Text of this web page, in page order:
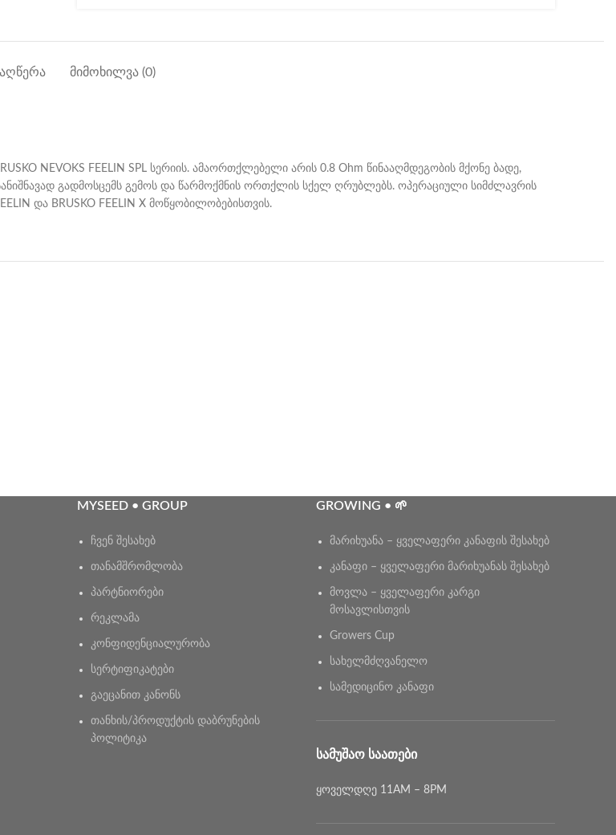
ᲐᲦᲬᲔᲠᲐ ᲛᲘᲛᲝᲮᲘᲚᲕᲐ (0)
NEVOKS FEELIN SPL სერიის. ამაორთქლებელი არის 0.8 Ohm წინააღმდეგობის მქონე ბადე,
გადმოსცემს გემოს და წარმოქმნის ორთქლის სქელ ღრუბლებს. ოპერაციული სიმძლავრის
და BRUSKO FEELIN X მოწყობილობებისთვის.
MYSEED • GROUP
ჩვენ შესახებ
თანამშრომლობა
პარტნიორები
რეკლამა
კონფიდენციალურობა
სერტიფიკატები
გაეცანით კანონს
თანხის/პროდუქტის დაბრუნების
პოლიტიკა
GROWING • 🌱
მარიხუანა – ყველაფერი კანაფის შესახებ
კანაფი – ყველაფერი მარიხუანას შესახებ
მოვლა – ყველაფერი კარგი
მოსავლისთვის
Growers Cup
სახელმძღვანელო
სამედიცინო კანაფი
ᲡᲐᲛᲣᲨᲐᲝ ᲡᲐᲐᲗᲔᲑᲘ
ყოველდღე 11AM – 8PM